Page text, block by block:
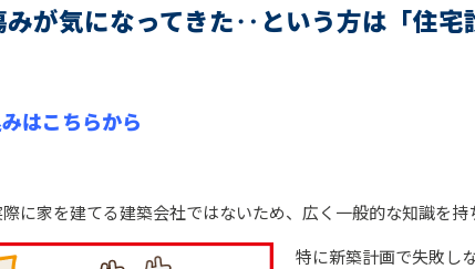
みが気になってきた‥という方は「住
はこちらから
家を建てる建築会社ではないため、広く一般的な知識を持
特に新築計画で失敗し